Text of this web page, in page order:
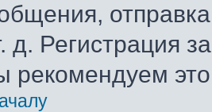
д. Регистрация
рекомендуем